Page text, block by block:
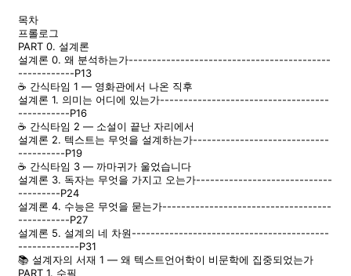
목차
프롤로그
PART 0. 설계론
설계론 0. 왜 분석하는가-------------------------------------------
------------P13
☕ 간식타임 1 — 영화관에서 나온 직후
설계론 1. 의미는 어디에 있는가------------------------------------
-----------P16
☕ 간식타임 2 — 소설이 끝난 자리에서
설계론 2. 텍스트는 무엇을 설계하는가-----------------------------
----------P19
☕ 간식타임 3 — 까마귀가 울었습니다
설계론 3. 독자는 무엇을 가지고 오는가-----------------------------
---------P24
설계론 4. 수능은 무엇을 묻는가------------------------------------
-----------P27
설계론 5. 설계의 네 차원------------------------------------------
-------------P31
📚 설계자의 서재 1 — 왜 텍스트언어학이 비문학에 집중되었는가
PART 1. 수필